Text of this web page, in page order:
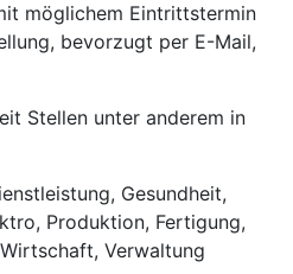
möglichem Eintrittstermin
bevorzugt per E-Mail,
Stellen unter anderem in
Gesundheit,
Produktion, Fertigung,
Verwaltung